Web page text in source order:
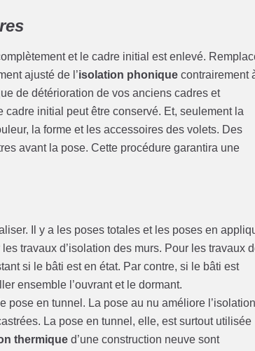
et le cadre initial est enlevé.
ajusté de l’isolation phonique contrairement
de détérioration de vos anciens cadres et
cadre initial peut être conservé. Et, seulement la
la forme et les accessoires des volets. Des
avant la pose. Cette procédure garantira une
Il y a les poses totales et les poses en
travaux d’isolation des murs. Pour les travaux
si le bâti est en état. Par contre, si le bâti est
ensemble l’ouvrant et le dormant.
pose en tunnel. La pose au nu améliore l’isolation
La pose en tunnel, elle, est surtout utilisée
thermique d’une construction neuve sont